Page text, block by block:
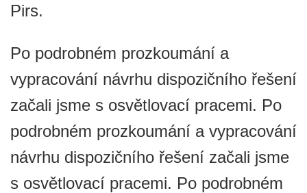
Pirs.
Po podrobném prozkoumání a
vypracování návrhu dispozičního řešení
začali jsme s osvětlovací pracemi. Po
podrobném prozkoumání a vypracování
návrhu dispozičního řešení začali jsme
s osvětlovací pracemi. Po podrobném